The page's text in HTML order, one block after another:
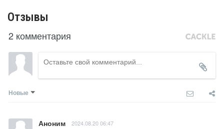
Отзывы
2 комментария
Новые
Аноним 2024.08.20 06:47